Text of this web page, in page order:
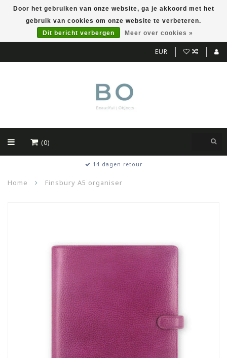
EUR
(0)
14 dagen retour
Home Finsbury A5 organiser
Door het gebruiken van onze website, ga je akkoord met het
gebruik van cookies om onze website te verbeteren.
Dit bericht verbergen
Meer over cookies »